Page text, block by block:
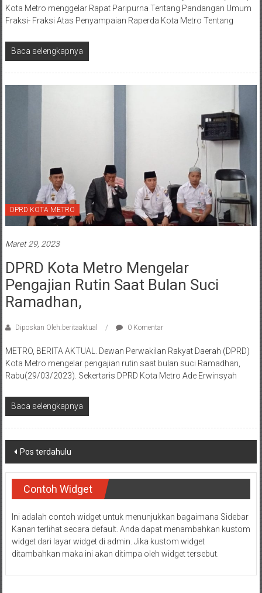
Kota Metro menggelar Rapat Paripurna Tentang Pandangan Umum
Fraksi- Fraksi Atas Penyampaian Raperda Kota Metro Tentang
Baca selengkapnya
DPRD KOTA METRO
Maret 29, 2023
DPRD Kota Metro Mengelar
Pengajian Rutin Saat Bulan Suci
Ramadhan,
Diposkan Oleh:beritaaktual 0 Komentar
METRO, BERITA AKTUAL. Dewan Perwakilan Rakyat Daerah (DPRD)
Kota Metro mengelar pengajian rutin saat bulan suci Ramadhan,
Rabu(29/03/2023). Sekertaris DPRD Kota Metro Ade Erwinsyah
Baca selengkapnya
Navigasi
pos
Pos terdahulu
Contoh Widget
Ini adalah contoh widget untuk menunjukkan bagaimana Sidebar
Kanan terlihat secara default. Anda dapat menambahkan kustom
widget dari layar widget di admin. Jika kustom widget
ditambahkan maka ini akan ditimpa oleh widget tersebut.